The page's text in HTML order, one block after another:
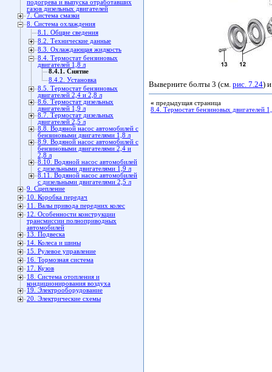
подогрева и выпуска отработавших
газов дизельных двигателей
7. Система смазки
8. Система охлаждения
8.1. Общие сведения
8.2. Технические данные
8.3. Охлаждающая жидкость
8.4. Термостат бензиновых
двигателей 1,8 л
8.4.1. Снятие
8.4.2. Установка
8.5. Термостат бензиновых
двигателей 2,4 и 2,8 л
8.6. Термостат дизельных
двигателей 1,9 л
8.7. Термостат дизельных
двигателей 2,5 л
8.8. Водяной насос автомобилей с
бензиновыми двигателями 1,8 л
8.9. Водяной насос автомобилей с
бензиновыми двигателями 2,4 и
2,8 л
8.10. Водяной насос автомобилей
с дизельными двигателями 1,9 л
8.11. Водяной насос автомобилей
с дизельными двигателями 2,5 л
9. Сцепление
10. Коробка передач
11. Валы привода передних колес
12. Особенности конструкции
трансмиссии полноприводных
автомобилей
13. Подвеска
14. Колеса и шины
15. Рулевое управление
16. Тормозная система
17. Кузов
18. Система отопления и
кондиционирования воздуха
19. Электрооборудование
20. Электрические схемы
Выверните болты 3 (см. рис. 7.24)
« предыдущая страница
8.4. Термостат бензиновых двигателей